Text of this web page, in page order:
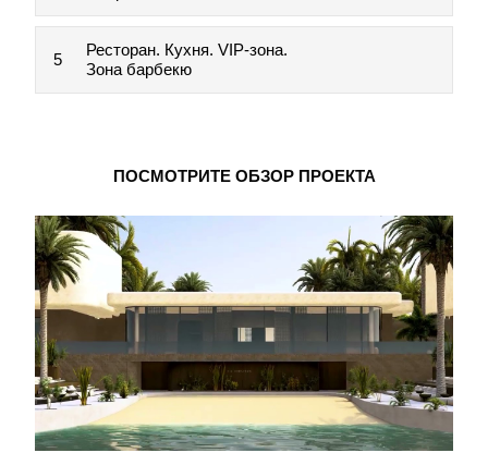
5
Ресторан. Кухня. VIP-зона.
Зона барбекю
ПОСМОТРИТЕ ОБЗОР ПРОЕКТА